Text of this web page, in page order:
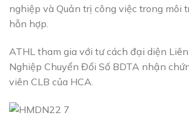
nghiệp và Quản trị công việc trong môi
hỗn hợp.
ATHL tham gia với tư cách đại diện
Nghiệp Chuyển Đổi Số BDTA nhận
viên CLB của HCA.